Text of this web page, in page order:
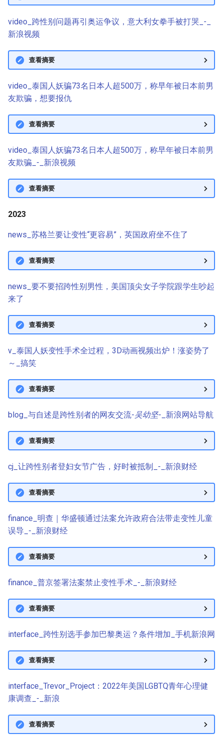
video_跨性别问题再引奥运争议，意大利女拳手被打哭_-_
新浪视频
查看摘要
video_泰国人妖骗73名日本人超500万，称早年被日本前男
友欺骗，想要报仇
查看摘要
video_泰国人妖骗73名日本人超500万，称早年被日本前男
友欺骗_-_新浪视频
查看摘要
2023
news_苏格兰要让变性“更容易”，英国政府坐不住了
查看摘要
news_要不要招跨性别男性，美国顶尖女子学院跟学生吵起
来了
查看摘要
v_泰国人妖变性手术全过程，3D动画视频出炉！涨姿势了
～_搞笑
查看摘要
blog_与自述是跨性别者的网友交流-吴幼坚-_新浪网站导航
查看摘要
cj_让跨性别者登妇女节广告，好时被抵制_-_新浪财经
查看摘要
finance_明查｜华盛顿通过法案允许政府合法带走变性儿童
误导_-_新浪财经
查看摘要
finance_普京签署法案禁止变性手术_-_新浪财经
查看摘要
interface_跨性别选手参加巴黎奥运？条件增加_手机新浪网
查看摘要
interface_Trevor_Project：2022年美国LGBTQ青年心理健
康调查_-_新浪
查看摘要